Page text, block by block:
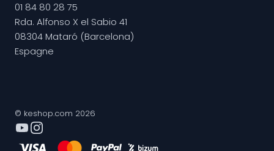
01 84 80 28 75
Rda. Alfonso X el Sabio 41
08304 Mataró (Barcelona)
Espagne
© keshop.com 2026